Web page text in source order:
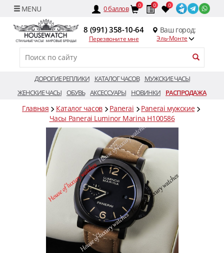
0баллов 0 0 0
8 (991) 358-10-64
Перезвоните мне
Ваш город:
Эль-Монте
ДОРОГИЕ РЕПЛИКИ КАТАЛОГ ЧАСОВ
МУЖСКИЕ ЧАСЫ
ЖЕНСКИЕ ЧАСЫ ОБУВЬ АКСЕССУАРЫ НОВИНКИ РАСПРОДАЖА
Главная Каталог часов Panerai
Panerai мужские
Часы Panerai Luminor Marina H100586